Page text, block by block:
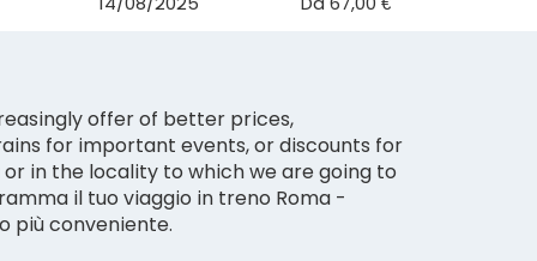
offer of better prices,
for important events, or discounts for
in the locality to which we are going to
il tuo viaggio in treno Roma -
più conveniente.